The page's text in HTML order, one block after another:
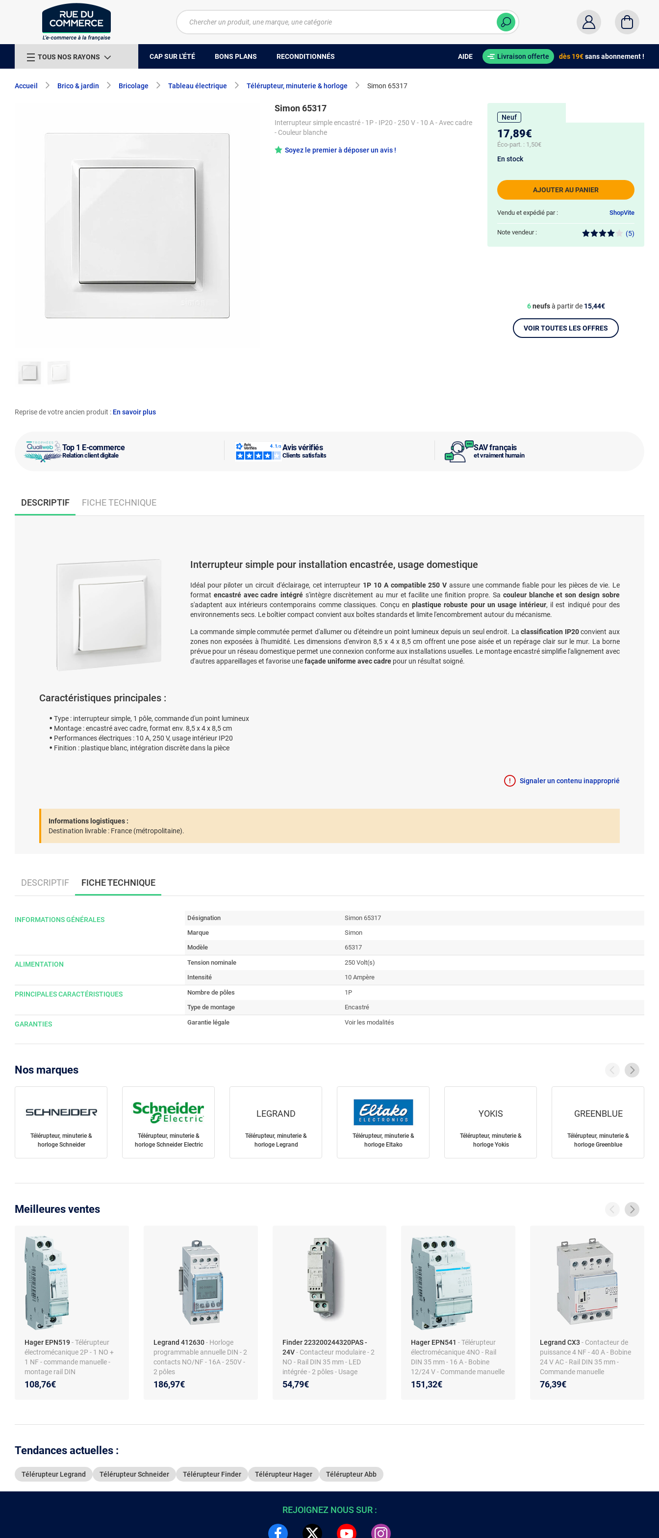
TOUS NOS RAYONS CAP SUR L'ÉTÉ BONS PLANS RECONDITIONNÉS AIDE Livraison offerte dès 19€sans abonnement !
Accueil Brico & jardin Bricolage Tableau électrique Télérupteur, minuterie & horloge Simon 65317
Top 1 E-commerce
Relation client digitale
Avis vérifiés
Clients satisfaits
SAV français
et vraiment humain
Reprise de votre ancien produit : En savoir plus
Simon 65317
Interrupteur simple encastré - 1P - IP20 - 250 V - 10 A - Avec cadre
- Couleur blanche
Soyez le premier à déposer un avis !
Neuf
17,89€
Éco-part. : 1,50€
AJOUTER AU PANIER
En stock
Vendu et expédié par : ShopVite
Note vendeur : (5)
6neufsà partir de 15,44€
VOIR TOUTES LES OFFRES
DESCRIPTIF FICHE TECHNIQUE
Interrupteur simple pour installation encastrée, usage domestique
Idéal pour piloter un circuit d'éclairage, cet interrupteur 1P 10 A compatible 250 V assure une commande fiable pour les pièces de vie. Le
format encastré avec cadre intégré s'intègre discrètement au mur et facilite une finition propre. Sa couleur blanche et son design sobre
s'adaptent aux intérieurs contemporains comme classiques. Conçu enplastique robuste pour un usage intérieur, il est indiqué pour des
environnements secs. Le boîtier compact convient aux boîtes standards et limite l'encombrement autour du mécanisme.
La commande simple commutée permet d'allumer ou d'éteindre un point lumineux depuis un seul endroit. Laclassification IP20convient aux
zones non exposées à l'humidité. Les dimensions d'environ 8,5 x 4 x 8,5 cm offrent une pose aisée et un repérage clair sur le mur. La borne
prévue pour un réseau domestique permet une connexion conforme aux installations usuelles. Le montage encastré simplifie l'alignement avec
d'autres appareillages et favorise unefaçade uniforme avec cadrepour un résultat soigné.
Caractéristiques principales :
Type : interrupteur simple, 1 pôle, commande d'un point lumineux
Montage : encastré avec cadre, format env. 8,5 x 4 x 8,5 cm
Performances électriques : 10 A, 250 V, usage intérieur IP20
Finition : plastique blanc, intégration discrète dans la pièce
Signaler un contenu inapproprié
Informations logistiques :
Destination livrable : France (métropolitaine).
DESCRIPTIF FICHE TECHNIQUE
INFORMATIONS GÉNÉRALES Désignation
Simon 65317
Marque
Simon
Modèle
65317
ALIMENTATION Tension nominale
250 Volt(s)
Intensité
10 Ampère
PRINCIPALES CARACTÉRISTIQUES Nombre de pôles
1P
Type de montage
Encastré
GARANTIES Garantie légale Voir les modalités
Nos marques
Télérupteur, minuterie &
horloge Schneider
Télérupteur, minuterie &
horloge Schneider Electric
LEGRAND
Télérupteur, minuterie &
horloge Legrand
Télérupteur, minuterie &
horloge Eltako
YOKIS
Télérupteur, minuterie &
horloge Yokis
GREENBLUE
Télérupteur, minuterie &
horloge Greenblue
Meilleures ventes
Hager EPN519 - Télérupteur
électromécanique 2P - 1 NO +
1 NF - commande manuelle -
montage rail DIN
108,76€
Legrand 412630- Horloge
programmable annuelle DIN - 2
contacts NO/NF - 16A - 250V -
2 pôles
186,97€
Finder 223200244320PAS -
24V- Contacteur modulaire - 2
NO - Rail DIN 35 mm - LED
intégrée - 2 pôles - Usage
AC/DC
54,79€
Hager EPN541- Télérupteur
électromécanique 4NO - Rail
DIN 35 mm - 16 A - Bobine
12/24 V - Commande manuelle
151,32€
Legrand CX3- Contacteur de
puissance 4 NF - 40 A - Bobine
24 V AC - Rail DIN 35 mm -
Commande manuelle
76,39€
Tendances actuelles :
Télérupteur Legrand Télérupteur Schneider Télérupteur Finder Télérupteur Hager Télérupteur Abb
REJOIGNEZ NOUS SUR :